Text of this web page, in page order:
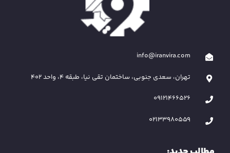
info@iranvira.com
تهران، سعدی جنوبی، ساختمان تقی نیا، طبقه 4، واحد 402
09121466526
02133980559